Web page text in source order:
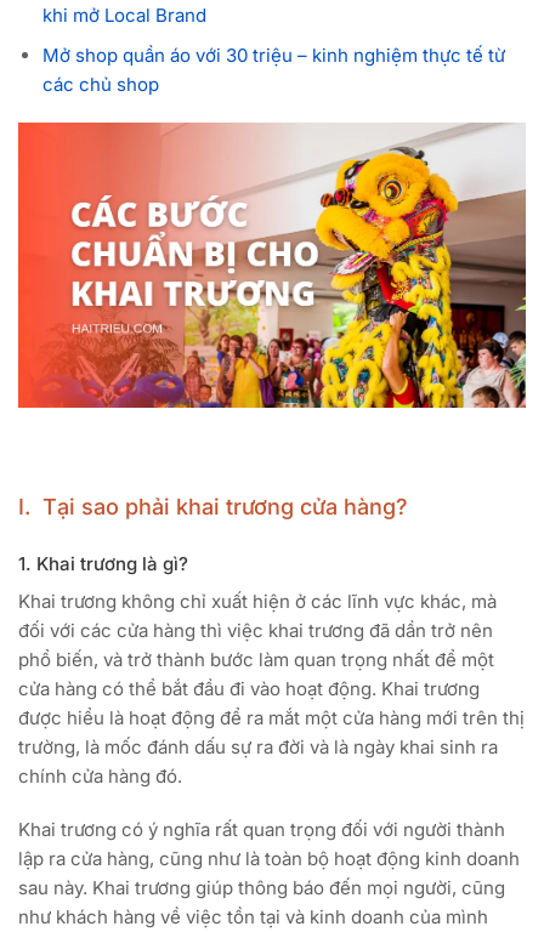
khi mở Local Brand
Mở shop quần áo với 30 triệu – kinh nghiệm thực tế từ
các chủ shop
I. Tại sao phải khai trương cửa hàng?
1. Khai trương là gì?
Khai trương không chỉ xuất hiện ở các lĩnh vực khác, mà
đối với các cửa hàng thì việc khai trương đã dần trở nên
phổ biến, và trở thành bước làm quan trọng nhất để một
cửa hàng có thể bắt đầu đi vào hoạt động. Khai trương
được hiểu là hoạt động để ra mắt một cửa hàng mới trên thị
trường, là mốc đánh dấu sự ra đời và là ngày khai sinh ra
chính cửa hàng đó.
Khai trương có ý nghĩa rất quan trọng đối với người thành
lập ra cửa hàng, cũng như là toàn bộ hoạt động kinh doanh
sau này. Khai trương giúp thông báo đến mọi người, cũng
như khách hàng về việc tồn tại và kinh doanh của mình